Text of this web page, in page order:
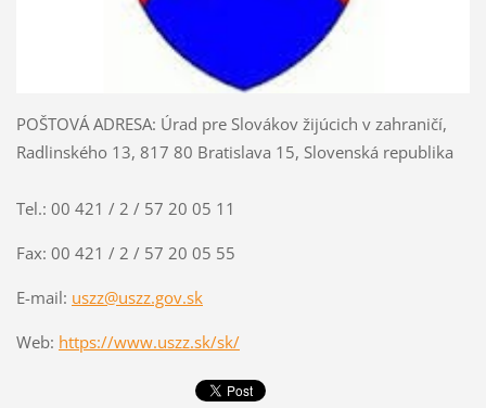
POŠTOVÁ ADRESA: Úrad pre Slovákov žijúcich v zahraničí,
Radlinského 13, 817 80 Bratislava 15, Slovenská republika
Tel.: 00 421 / 2 / 57 20 05 11
Fax: 00 421 / 2 / 57 20 05 55
E-mail: uszz@uszz.gov.sk
Web: https://www.uszz.sk/sk/